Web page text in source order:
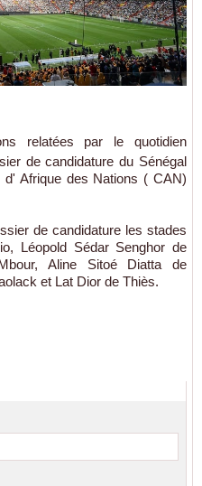
relatées par le quotidien
de candidature du Sénégal
d' Afrique des Nations ( CAN)
de candidature les stades
Léopold Sédar Senghor de
Aline Sitoé Diatta de
et Lat Dior de Thiès.